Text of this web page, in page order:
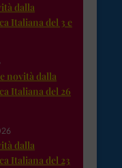
dalla
Italiana del 3 e
novità dalla
Italiana del 26
dalla
Italiana del 23